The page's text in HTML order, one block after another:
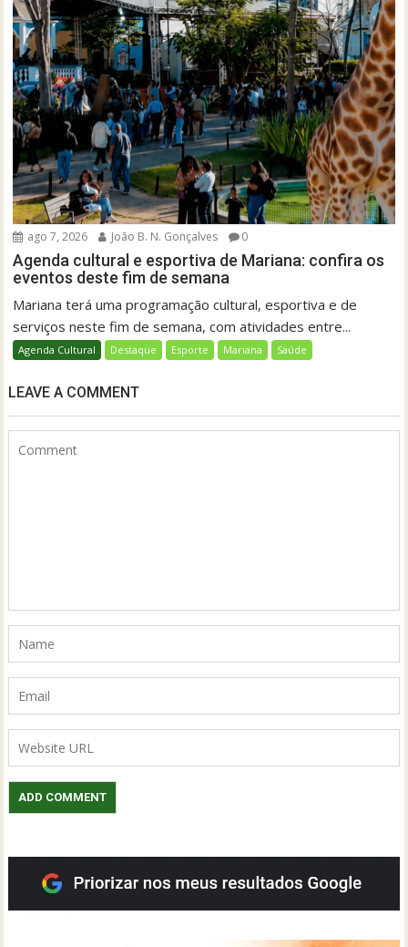
ago 7, 2026 João B. N. Gonçalves 0
Agenda cultural e esportiva de Mariana: confira os
eventos deste fim de semana
Mariana terá uma programação cultural, esportiva e de
serviços neste fim de semana, com atividades entre...
Agenda Cultural Destaque Esporte Mariana Saúde
LEAVE A COMMENT